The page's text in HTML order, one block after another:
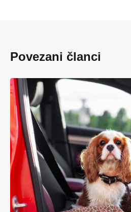
Povezani članci